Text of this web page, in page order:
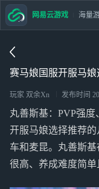
赛马娘国服开服马
玩家 双余Xn 发布时间
丸善斯基：PVP强
开服马娘选择推荐
车和麦昆。丸善斯
很高、养成难度简单
网易云游戏 海量